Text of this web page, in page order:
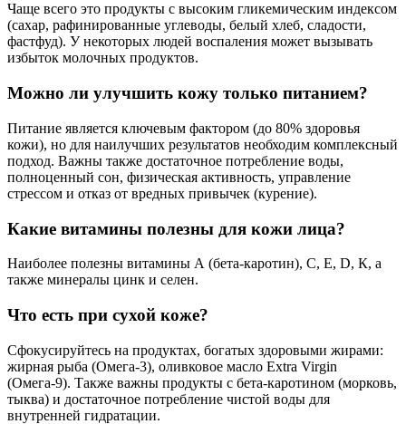
Чаще всего это продукты с высоким гликемическим индексом
(сахар, рафинированные углеводы, белый хлеб, сладости,
фастфуд). У некоторых людей воспаления может вызывать
избыток молочных продуктов.
Можно ли улучшить кожу только питанием?
Питание является ключевым фактором (до 80% здоровья
кожи), но для наилучших результатов необходим комплексный
подход. Важны также достаточное потребление воды,
полноценный сон, физическая активность, управление
стрессом и отказ от вредных привычек (курение).
Какие витамины полезны для кожи лица?
Наиболее полезны витамины А (бета-каротин), С, Е, D, К, а
также минералы цинк и селен.
Что есть при сухой коже?
Сфокусируйтесь на продуктах, богатых здоровыми жирами:
жирная рыба (Омега-3), оливковое масло Extra Virgin
(Омега-9). Также важны продукты с бета-каротином (морковь,
тыква) и достаточное потребление чистой воды для
внутренней гидратации.